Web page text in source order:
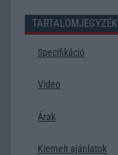
TARTALOMJEGYZÉK
Specifikáció
Video
Árak
Kiemelt ajánlatok